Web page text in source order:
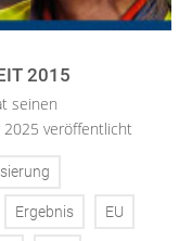
2015
seinen
veröffentlicht
Ergebnis EU